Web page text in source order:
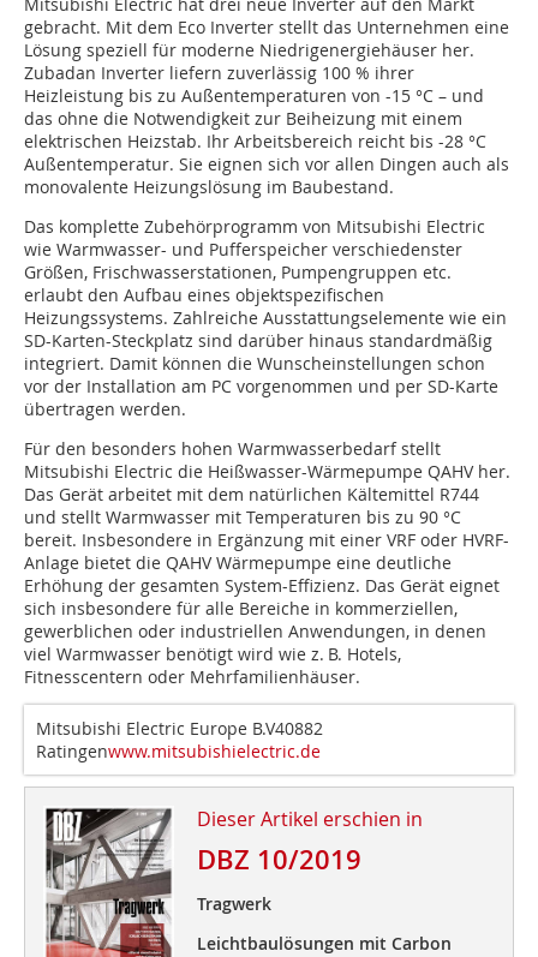
Mitsubishi Electric hat drei neue Inverter auf den Markt
gebracht. Mit dem Eco Inverter stellt das Unternehmen eine
Lösung speziell für moderne Niedrigenergiehäuser her.
Zubadan Inverter liefern zuverlässig 100 % ihrer
Heizleistung bis zu Außentemperaturen von -15 °C – und
das ohne die Notwendigkeit zur Beiheizung mit einem
elektrischen Heizstab. Ihr Arbeitsbereich reicht bis -28 °C
Außentemperatur. Sie eignen sich vor allen Dingen auch als
monovalente Heizungslösung im Baubestand.
Das komplette Zubehörprogramm von Mitsubishi Electric
wie Warmwasser- und Pufferspeicher verschiedenster
Größen, Frischwasserstationen, Pumpengruppen etc.
erlaubt den Aufbau eines objektspezifischen
Heizungssystems. Zahlreiche Ausstattungselemente wie ein
SD-Karten-Steckplatz sind darüber hinaus standardmäßig
integriert. Damit können die Wunscheinstellungen schon
vor der Installation am PC vorgenommen und per SD-Karte
übertragen werden.
Für den besonders hohen Warmwasserbedarf stellt
Mitsubishi Electric die Heißwasser-Wärmepumpe QAHV her.
Das Gerät arbeitet mit dem natürlichen Kältemittel R744
und stellt Warmwasser mit Temperaturen bis zu 90 °C
bereit. Insbesondere in Ergänzung mit einer VRF oder HVRF-
Anlage bietet die QAHV Wärmepumpe eine deutliche
Erhöhung der gesamten System-Effizienz. Das Gerät eignet
sich insbesondere für alle Bereiche in kommerziellen,
gewerblichen oder industriellen Anwendungen, in denen
viel Warmwasser benötigt wird wie z. B. Hotels,
Fitnesscentern oder Mehrfamilienhäuser.
Mitsubishi Electric Europe B.V40882
Ratingenwww.mitsubishielectric.de
Dieser Artikel erschien in
DBZ 10/2019
Tragwerk
Leichtbaulösungen mit Carbon